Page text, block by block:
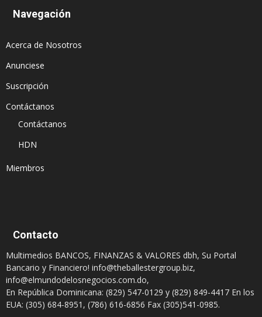
Navegación
Acerca de Nosotros
Anunciese
Suscripción
Contáctanos
Contáctanos
HDN
Miembros
Contacto
Multimedios BANCOS, FINANZAS & VALORES dbh, Su Portal
Bancario y Financiero! info@theballestergroup.biz,
info@elmundodelosnegocios.com.do,
En República Dominicana: (829) 547-0129 y (829) 849-4417 En los
EUA: (305) 684-8951, (786) 616-6856 Fax (305)541-0985.